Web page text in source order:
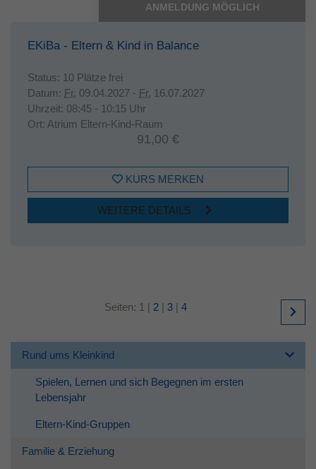
ANMELDUNG MÖGLICH
EKiBa - Eltern & Kind in Balance
Status: 10 Plätze frei
Datum: Fr. 09.04.2027 - Fr. 16.07.2027
Uhrzeit: 08:45 - 10:15 Uhr
Ort: Atrium Eltern-Kind-Raum
91,00 €
KURS MERKEN
WEITERE DETAILS
Seiten: 1 | 2 | 3 | 4
Rund ums Kleinkind
Spielen, Lernen und sich Begegnen im ersten
Lebensjahr
Eltern-Kind-Gruppen
Familie & Erziehung